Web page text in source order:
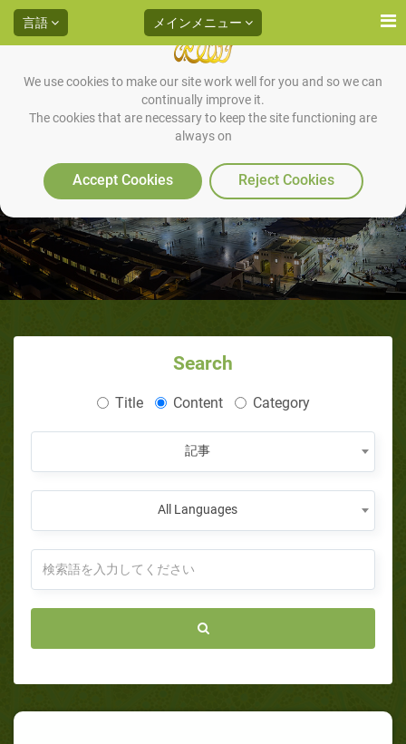
We use cookies to make our site work well for you and so we can
continually improve it.
The cookies that are necessary to keep the site functioning are
always on
Accept Cookies Reject Cookies
言語 メインメニュー
イスラームにおける家族（パー
ト1／3）：イスラーム的家族生
活の魅力
Search
Title Content Category
記事
All Languages